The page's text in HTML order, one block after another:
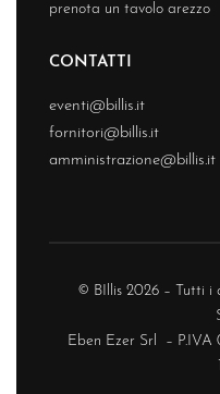
prenota un tavolo arezzo
CONTATTI
eventi@billis.it
fornitori@billis.it
amministrazione@billis.it
© BIllis 2026 – Tutti i
Eben Ezer Srl – P.IVA